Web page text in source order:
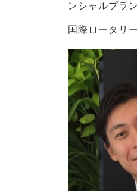
ンシャルプラ
国際ロータリ